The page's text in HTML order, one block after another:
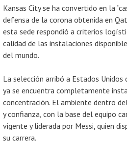
Kansas City se ha convertido en la
defensa de la corona obtenida en
esta sede respondió a criterios
calidad de las instalaciones
del mundo.
La selección arribó a Estados
ya se encuentra completamente
concentración. El ambiente dentro
y confianza, con la base del equipo
vigente y liderada por Messi, quien
su carrera.